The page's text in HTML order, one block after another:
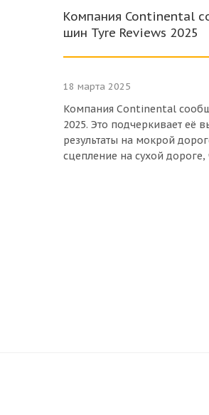
Компания Continental
шин Tyre Reviews 2025
18 марта 2025
Компания Continental
2025. Это подчеркивает её
результаты на мокрой
сцепление на сухой